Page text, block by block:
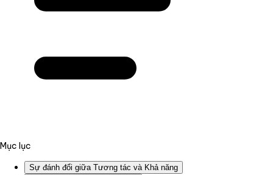
Mục lục
Sự đánh đổi giữa Tương tác và Khả năng